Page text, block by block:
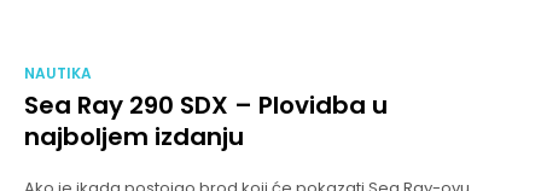
NAUTIKA
Sea Ray 290 SDX – Plovidba u
najboljem izdanju